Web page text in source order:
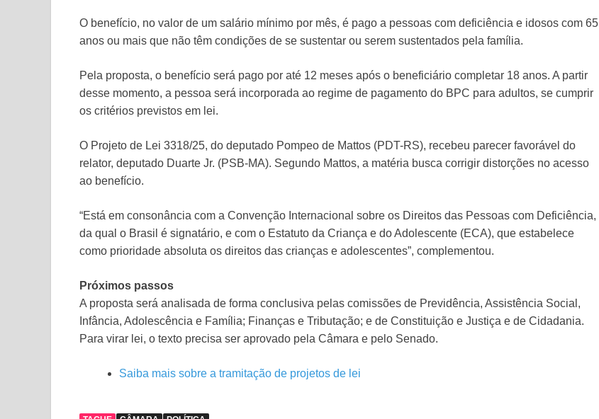
O benefício, no valor de um salário mínimo por mês, é pago a pessoas com deficiência e idosos com 65
anos ou mais que não têm condições de se sustentar ou serem sustentados pela família.
Pela proposta, o benefício será pago por até 12 meses após o beneficiário completar 18 anos. A partir
desse momento, a pessoa será incorporada ao regime de pagamento do BPC para adultos, se cumprir
os critérios previstos em lei.
O Projeto de Lei 3318/25, do deputado Pompeo de Mattos (PDT-RS), recebeu parecer favorável do
relator, deputado Duarte Jr. (PSB-MA). Segundo Mattos, a matéria busca corrigir distorções no acesso
ao benefício.
“Está em consonância com a Convenção Internacional sobre os Direitos das Pessoas com Deficiência,
da qual o Brasil é signatário, e com o Estatuto da Criança e do Adolescente (ECA), que estabelece
como prioridade absoluta os direitos das crianças e adolescentes”, complementou.
Próximos passos
A proposta será analisada de forma conclusiva pelas comissões de Previdência, Assistência Social,
Infância, Adolescência e Família; Finanças e Tributação; e de Constituição e Justiça e de Cidadania.
Para virar lei, o texto precisa ser aprovado pela Câmara e pelo Senado.
Saiba mais sobre a tramitação de projetos de lei